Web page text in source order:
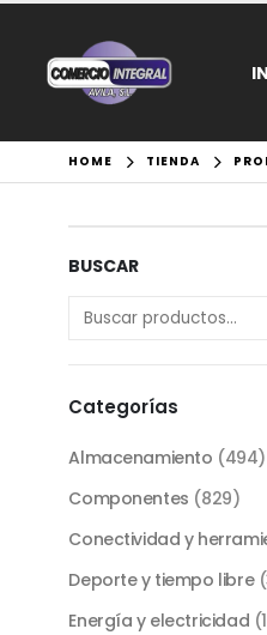
HOME TIENDA
BUSCAR
Categorías
Almacenamiento (494)
Componentes (829)
Conectividad y
Deporte y tiempo libre
Energía y electricidad